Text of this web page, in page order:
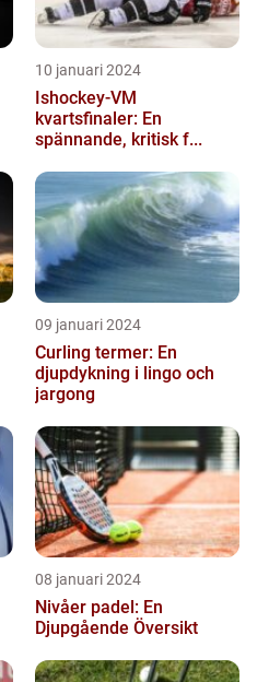
10 januari 2024
Ishockey-VM
kvartsfinaler: En
spännande, kritisk f...
09 januari 2024
Curling termer: En
djupdykning i lingo och
jargong
08 januari 2024
Nivåer padel: En
Djupgående Översikt